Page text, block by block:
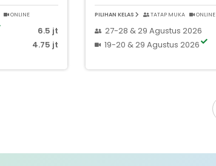
ONLINE
6.5 jt
4.75 jt
PILIHAN KELAS TATAP MUKA ONLINE
27-28 & 29 Agustus 2026
19-20 & 29 Agustus 2026